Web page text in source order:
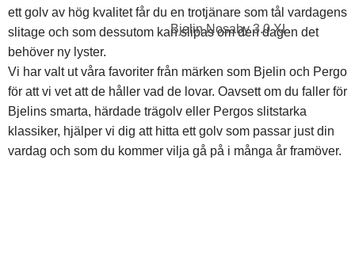
Bjelin Nosaby 3.0 XL
ett golv av hög kvalitet får du en trotjänare som tål vardagens
slitage och som dessutom kan slipas om den dagen det
behöver ny lyster.
Vi har valt ut våra favoriter från märken som Bjelin och Pergo
för att vi vet att de håller vad de lovar. Oavsett om du faller för
Bjelins smarta, härdade trägolv eller Pergos slitstarka
klassiker, hjälper vi dig att hitta ett golv som passar just din
vardag och som du kommer vilja gå på i många år framöver.